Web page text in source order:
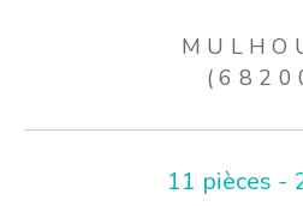
11 pièces -